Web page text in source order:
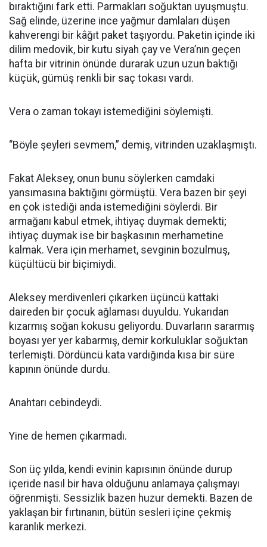
bıraktığını fark etti. Parmakları soğuktan uyuşmuştu.
Sağ elinde, üzerine ince yağmur damlaları düşen
kahverengi bir kâğıt paket taşıyordu. Paketin içinde iki
dilim medovik, bir kutu siyah çay ve Vera’nın geçen
hafta bir vitrinin önünde durarak uzun uzun baktığı
küçük, gümüş renkli bir saç tokası vardı.
Vera o zaman tokayı istemediğini söylemişti.
“Böyle şeyleri sevmem,” demiş, vitrinden uzaklaşmıştı.
Fakat Aleksey, onun bunu söylerken camdaki
yansımasına baktığını görmüştü. Vera bazen bir şeyi
en çok istediği anda istemediğini söylerdi. Bir
armağanı kabul etmek, ihtiyaç duymak demekti;
ihtiyaç duymak ise bir başkasının merhametine
kalmak. Vera için merhamet, sevginin bozulmuş,
küçültücü bir biçimiydi.
Aleksey merdivenleri çıkarken üçüncü kattaki
daireden bir çocuk ağlaması duyuldu. Yukarıdan
kızarmış soğan kokusu geliyordu. Duvarların sararmış
boyası yer yer kabarmış, demir korkuluklar soğuktan
terlemişti. Dördüncü kata vardığında kısa bir süre
kapının önünde durdu.
Anahtarı cebindeydi.
Yine de hemen çıkarmadı.
Son üç yılda, kendi evinin kapısının önünde durup
içeride nasıl bir hava olduğunu anlamaya çalışmayı
öğrenmişti. Sessizlik bazen huzur demekti. Bazen de
yaklaşan bir fırtınanın, bütün sesleri içine çekmiş
karanlık merkezi.